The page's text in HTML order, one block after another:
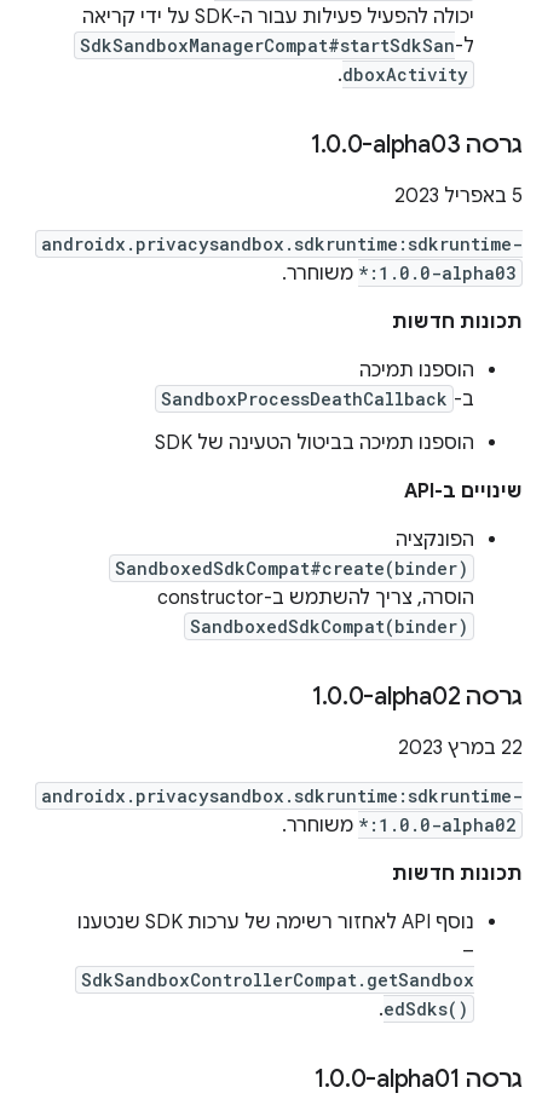
יכולה להפעיל פעילות עבור ה-SDK על ידי קריאה
ל-SdkSandboxManagerCompat#startSdkSan
dboxActivity
.
גרסה ‎1 .0.0-alpha03
‫5 באפריל 2023
androidx.privacysandbox.sdkruntime:sdkruntime-
*:1.0.0-alpha03 משוחרר.
תכונות חדשות
הוספנו תמיכה
ב- SandboxProcessDeathCallback
הוספנו תמיכה בביטול הטעינה של SDK
שינויים ב-API
הפונקציה
SandboxedSdkCompat#create(binder)
הוסרה, צריך להשתמש ב-constructor
SandboxedSdkCompat(binder)
גרסה ‎1 .0.0-alpha02
‫22 במרץ 2023
androidx.privacysandbox.sdkruntime:sdkruntime-
*:1.0.0-alpha02 משוחרר.
תכונות חדשות
נוסף API לאחזור רשימה של ערכות SDK שנטענו
–
SdkSandboxControllerCompat.getSandbox
edSdks()
.
גרסה ‎1 .0.0-alpha01